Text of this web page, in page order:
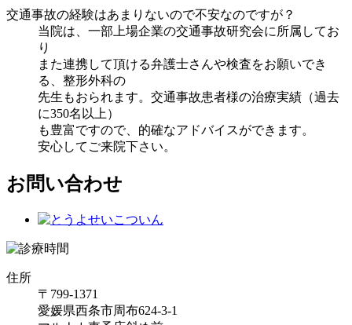
交通事故の経験はあまりないので不安なのですが？
当院は、一部上場企業の交通事故研究会に所属してお
り
また連携して頂ける弁護士さんや検査をお願いでき
る、整形外科の
先生もおられます。交通事故患者様の治療実績（過去
に350名以上）
も豊富ですので、的確なアドバイスができます。
安心してご来院下さい。
お問い合わせ
住所
〒799-1371
愛媛県西条市周布624-3-1